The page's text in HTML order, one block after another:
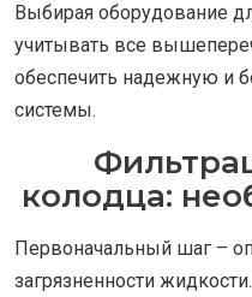
Выбирая оборудование
учитывать все
обеспечить надежную и
системы.
колодца:
Первоначальный шаг –
загрязненности